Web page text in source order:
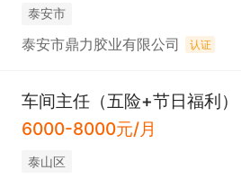
泰安市
泰安市鼎力胶业有限公司 认证
车间主任（五险+节日福利）
6000-8000元/月
泰山区